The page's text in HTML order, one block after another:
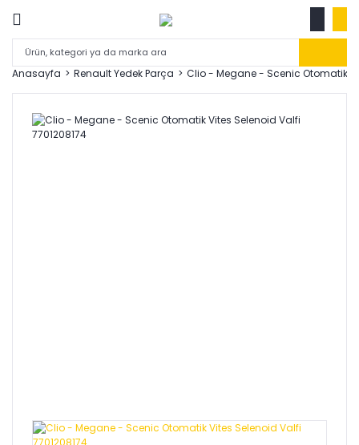
Anasayfa Renault Yedek Parça Clio - Megane - Scenic Otomatik